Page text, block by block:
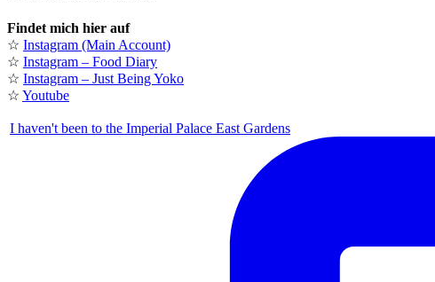
Findet mich hier auf
☆ Instagram (Main Account)
☆ Instagram – Food Diary
☆ Instagram – Just Being Yoko
☆ Youtube
I haven't been to the Imperial Palace East Gardens